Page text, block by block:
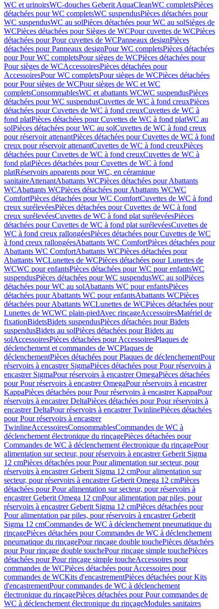
WC et urinoirsWC-douches Geberit AquaCleanWC completsPièces
détachées pour WC completsWC suspendusPièces détachées pour
WC suspendusWC au solPièces détachées pour WC au solSièges de
WCPièces détachées pour Sièges de WCPour cuvettes de WCPièces
détachées pour Pour cuvettes de WCPanneaux designPièces
détachées pour Panneaux designPour WC completsPièces détachées
pour Pour WC completsPour sièges de WCPièces détachées pour
Pour sièges de WCAccessoiresPièces détachées pour
AccessoiresPour WC completsPour sièges de WCPièces détachées
pour Pour sièges de WCPour sièges de WC et WC
completsConsommablesWC et abattants WCWC suspendusPièces
détachées pour WC suspendusCuvettes de WC à fond creuxPièces
détachées pour Cuvettes de WC à fond creuxCuvettes de WC à
fond platPièces détachées pour Cuvettes de WC à fond platWC au
solPièces détachées pour WC au solCuvettes de WC à fond creux
pour réservoir attenantPièces détachées pour Cuvettes de WC à fond
creux pour réservoir attenantCuvettes de WC à fond creuxPièces
détachées pour Cuvettes de WC à fond creuxCuvettes de WC à
fond platPièces détachées pour Cuvettes de WC à fond
platRéservoirs apparents pour WC, en céramique
sanitaireAttenantAbattants WCPièces détachées pour Abattants
WCAbattants WCPièces détachées pour Abattants WCWC
ComfortPièces détachées pour WC ComfortCuvettes de WC à fond
creux surélevéesPièces détachées pour Cuvettes de WC à fond
creux surélevéesCuvettes de WC à fond plat surélevéesPièces
détachées pour Cuvettes de WC à fond plat surélevéesCuvettes de
WC à fond creux rallongéesPièces détachées pour Cuvettes de WC
à fond creux rallongéesAbattants WC ComfortPièces détachées pour
Abattants WC ComfortAbattants WCPièces détachées pour
Abattants WCLunettes de WCPièces détachées pour Lunettes de
WCWC pour enfantsPièces détachées pour WC pour enfantsWC
suspendusPièces détachées pour WC suspendusWC au solPièces
détachées pour WC au solAbattants WC pour enfantsPièces
détachées pour Abattants WC pour enfantsAbattants WCPièces
détachées pour Abattants WCLunettes de WCPièces détachées pour
Lunettes de WCWC plain-piedAvec rinçageAccessoiresMatériel de
fixationBidetsBidets suspendusPièces détachées pour Bidets
suspendusBidets au solPièces détachées pour Bidets au
solAccessoiresPièces détachées pour AccessoiresPlaques de
déclenchement et commandes de WCPlaques de
déclenchementPièces détachées pour Plaques de déclenchementPour
réservoirs à encastrer SigmaPièces détachées pour Pour réservoirs à
encastrer SigmaPour réservoirs à encastrer OmegaPièces détachées
pour Pour réservoirs à encastrer OmegaPour réservoirs à encastrer
KappaPièces détachées pour Pour réservoirs à encastrer KappaPour
réservoirs à encastrer DeltaPièces détachées pour Pour réservoirs à
encastrer DeltaPour réservoirs à encastrer TwinlinePièces détachées
pour Pour réservoirs à encastrer
TwinlineAccessoiresConsommablesCommandes de WC à
déclenchement électronique du rinçagePièces détachées pour
Commandes de WC à déclenchement électronique du rinçagePour
alimentation sur secteur, pour réservoirs à encastrer Geberit Sigma
12 cmPièces détachées pour Pour alimentation sur secteur, pour
réservoirs à encastrer Geberit Sigma 12 cmPour alimentation sur
secteur, pour réservoirs à encastrer Geberit Omega 12 cmPièces
détachées pour Pour alimentation sur secteur, pour réservoirs à
encastrer Geberit Omega 12 cmPour alimentation par piles, pour
réservoirs à encastrer Geberit Sigma 12 cmPièces détachées pour
Pour alimentation par piles, pour réservoirs à encastrer Geberit
Sigma 12 cmCommandes de WC à déclenchement pneumatique du
rinçagePièces détachées pour Commandes de WC à déclenchement
pneumatique du rinçagePour rinçage double touchePièces détachées
pour Pour rinçage double touchePour rinçage simple touchePièces
détachées pour Pour rinçage simple toucheAccessoires pour
commandes de WCPièces détachées pour Accessoires pour
commandes de WCKits d'encastrementPièces détachées pour Kits
d'encastrementPour commandes de WC à déclenchement
électronique du rinçagePièces détachées pour Pour commandes de
WC à déclenchement électronique du rinçageModules sanitaires